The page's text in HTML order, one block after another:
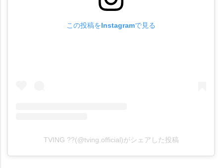
この投稿をInstagramで見る
TVING ??(@tving.official)がシェアした投稿